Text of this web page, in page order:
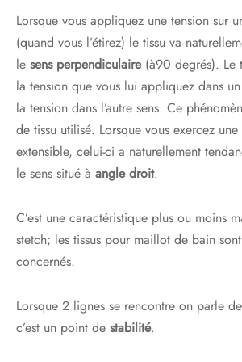
Lorsque vous appliquez une tension sur
(quand vous l’étirez) le tissu va
le sens perpendiculaire(à90 degrés). Le
la tension que vous lui appliquez dans
la tension dans l’autre sens. Ce
de tissu utilisé. Lorsque vous exercez
extensible, celui-ci a naturellement
le sens situé à angle droit.
C’est une caractéristique plus ou moins
stetch; les tissus pour maillot de bain
concernés.
Lorsque 2 lignes se rencontre on parle de
c’est un point de stabilité.